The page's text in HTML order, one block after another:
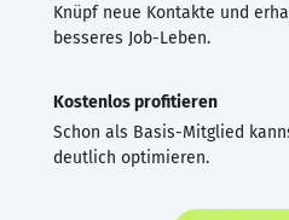
Knüpf neue Kontakte und
besseres Job-Leben.
Kostenlos profitieren
Schon als Basis-Mitglied
deutlich optimieren.